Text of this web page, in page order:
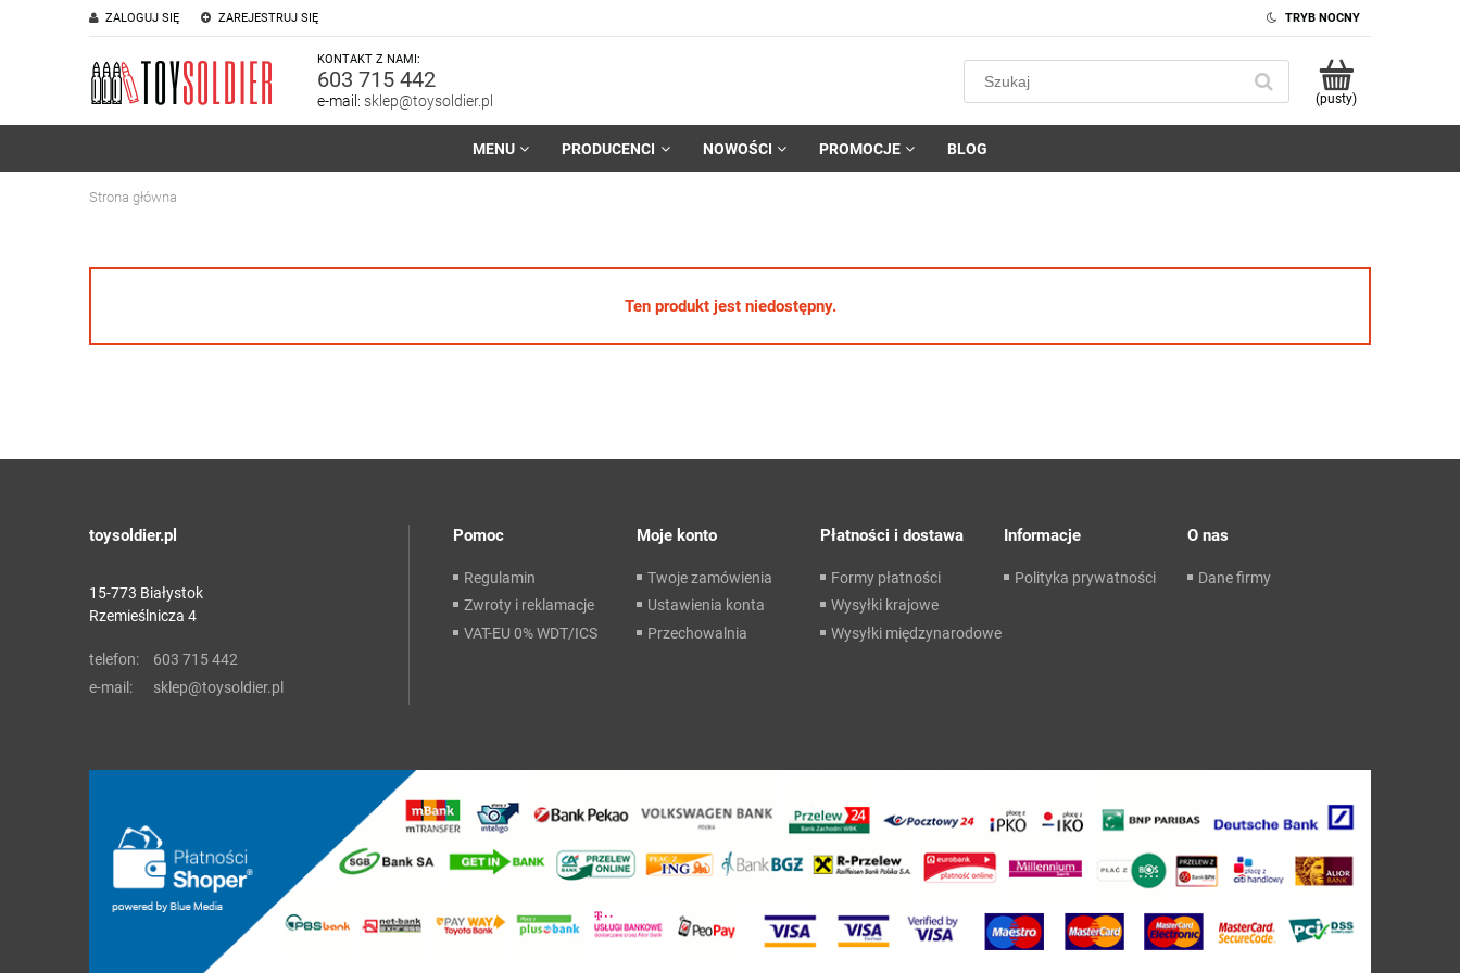
ZAREJESTRUJ SIĘ
ZALOGUJ SIĘ TRYB NOCNY
KONTAKT Z NAMI:
603 715 442
e-mail: sklep@toysoldier.pl (pusty)
MENU PRODUCENCI NOWOŚCI PROMOCJE BLOG
Strona główna
Ten produkt jest niedostępny.
toysoldier.pl
15-773 Białystok
Rzemieślnicza 4
telefon:
603 715 442
e-mail:
sklep@toysoldier.pl
Pomoc
Regulamin
Zwroty i reklamacje
VAT-EU 0% WDT/ICS
Moje konto
Twoje zamówienia
Ustawienia konta
Przechowalnia
Płatności i dostawa
Formy płatności
Wysyłki krajowe
Wysyłki międzynarodowe
Informacje
Polityka prywatności
O nas
Dane firmy